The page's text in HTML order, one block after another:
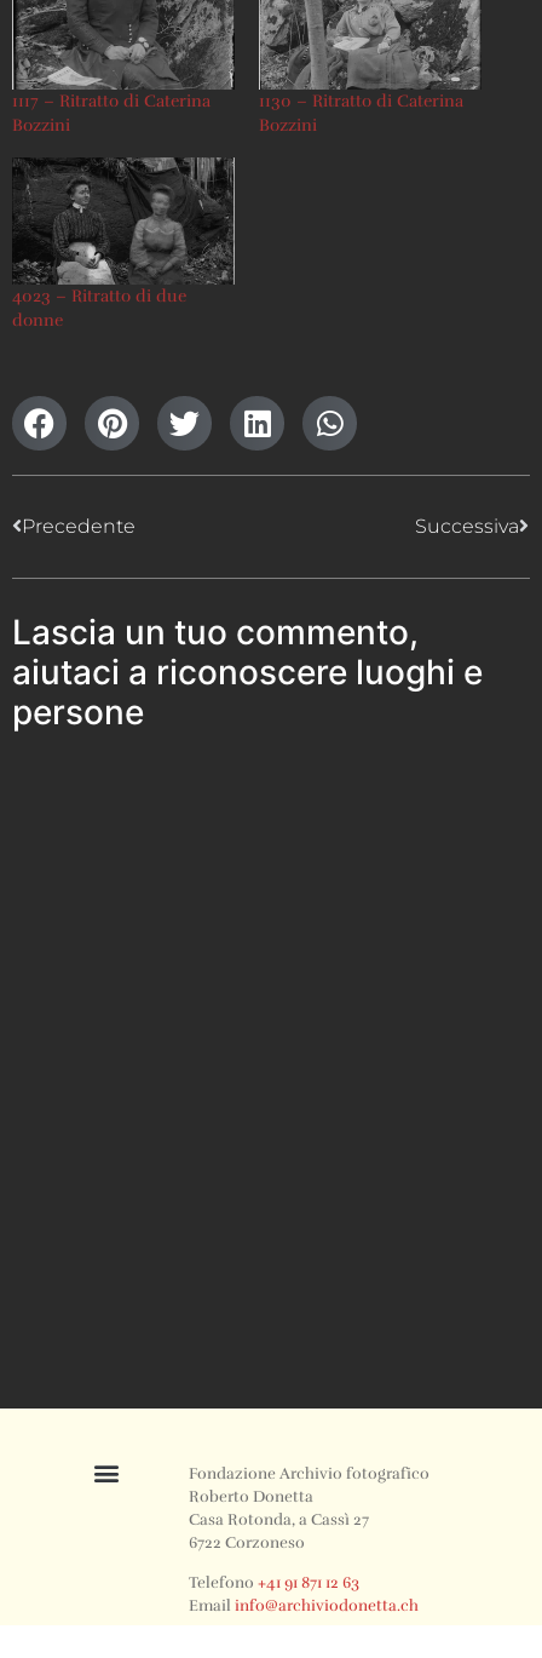
1117 – Ritratto di Caterina
Bozzini
1130 – Ritratto di Caterina
Bozzini
4023 – Ritratto di due
donne
Precedente Successiva
Lascia un tuo commento,
aiutaci a riconoscere luoghi e
persone
Fondazione Archivio fotografico
Roberto Donetta
Casa Rotonda, a Cassì 27
6722 Corzoneso
Telefono+41 91 871 12 63
Emailinfo@archiviodonetta.ch